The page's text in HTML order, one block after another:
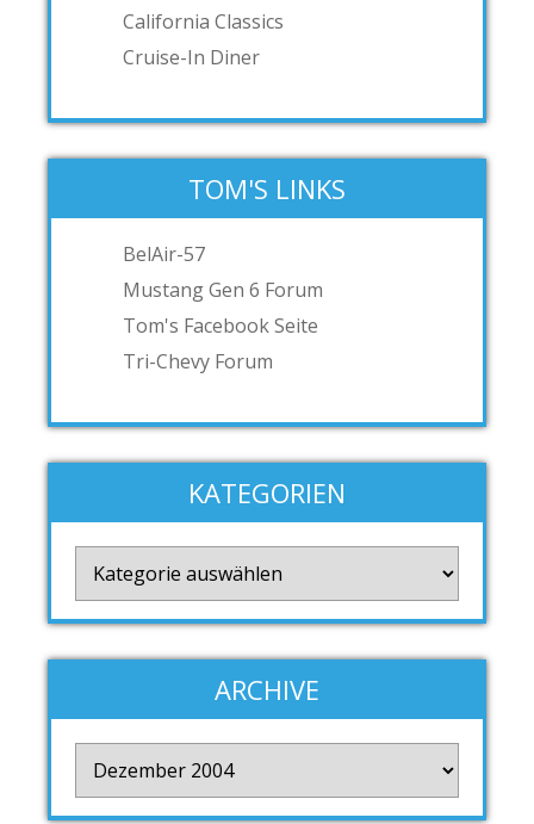
California Classics
Cruise-In Diner
TOM'S LINKS
BelAir-57
Mustang Gen 6 Forum
Tom's Facebook Seite
Tri-Chevy Forum
KATEGORIEN
ARCHIVE